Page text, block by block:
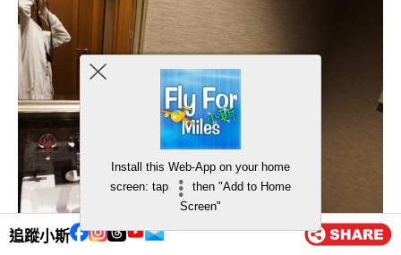
追蹤小斯
Install this Web-App on your home
screen: tap
then "Add to Home
Screen"